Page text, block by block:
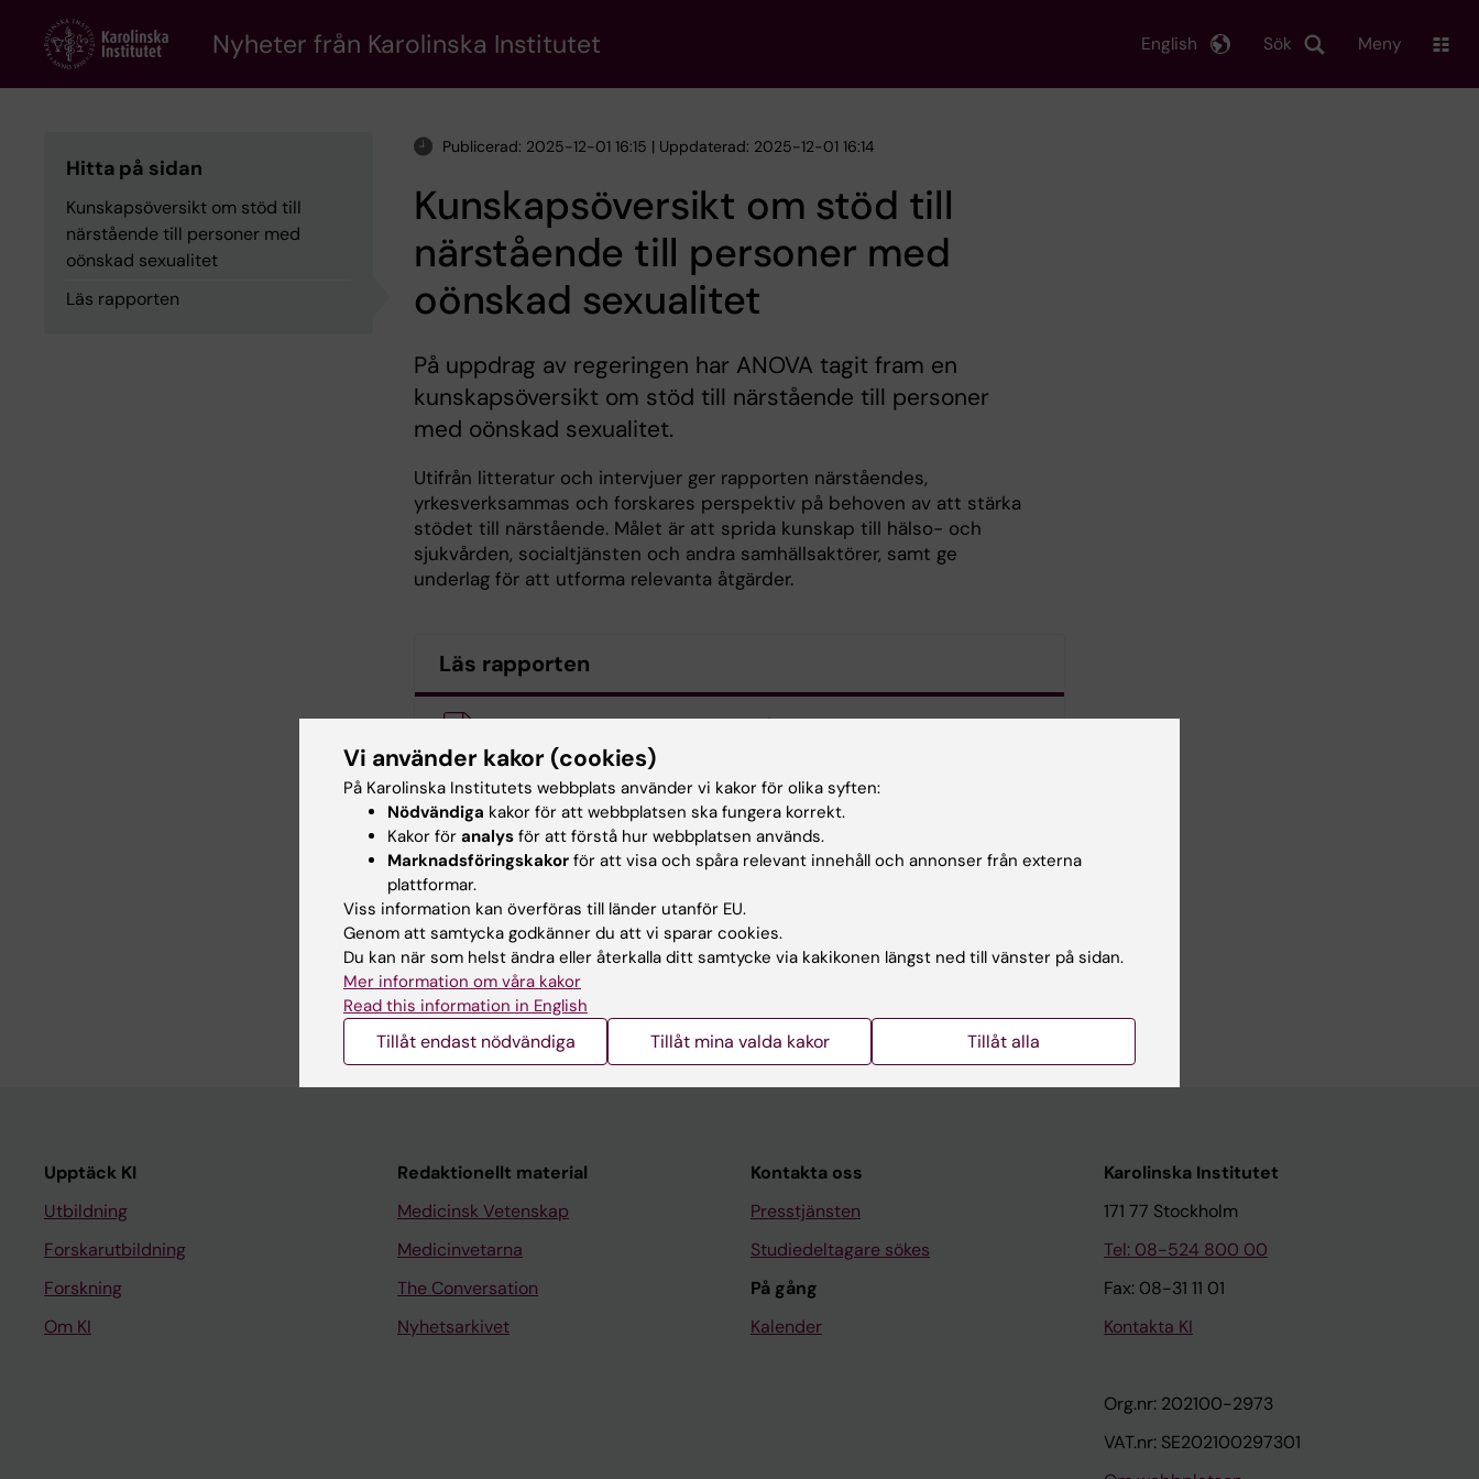
content
Nyheter från Karolinska Institutet Sök
English Meny
Hitta på sidan
Kunskapsöversikt om stöd till
närstående till personer med
oönskad sexualitet
Läs rapporten
Publicerad: 2025-12-01 16:15 | Uppdaterad: 2025-12-01 16:14
Kunskapsöversikt om stöd till
närstående till personer med
oönskad sexualitet
På uppdrag av regeringen har ANOVA tagit fram en
kunskapsöversikt om stöd till närstående till personer
med oönskad sexualitet.
Utifrån litteratur och intervjuer ger rapporten närståendes,
yrkesverksammas och forskares perspektiv på behoven av att stärka
stödet till närstående. Målet är att sprida kunskap till hälso- och
sjukvården, socialtjänsten och andra samhällsaktörer, samt ge
underlag för att utforma relevanta åtgärder.
Läs rapporten
Kunskapsöversikt om stöd till närstående till personer med oönskad
sexualitet(PDF, 968.77 KB)
Uppdaterad av:
Karin Vikström
Innehållsgranskare:
Dela
Upptäck KI
Utbildning
Forskarutbildning
Forskning
Om KI
Redaktionellt material
Medicinsk Vetenskap
Medicinvetarna
The Conversation
Nyhetsarkivet
Kontakta oss
Presstjänsten
Studiedeltagare sökes
På gång
Kalender
Karolinska Institutet
171 77 Stockholm
Tel: 08-524 800 00
Fax: 08-31 11 01
Kontakta KI
Org.nr: 202100-2973
VAT.nr: SE202100297301
Vi använder kakor (cookies)
På Karolinska Institutets webbplats använder vi kakor för olika syften:
Nödvändiga kakor för att webbplatsen ska fungera korrekt.
Kakor för analys för att förstå hur webbplatsen används.
Marknadsföringskakor för att visa och spåra relevant innehåll och annonser från externa
plattformar.
Viss information kan överföras till länder utanför EU.
Genom att samtycka godkänner du att vi sparar cookies.
Du kan när som helst ändra eller återkalla ditt samtycke via kakikonen längst ned till vänster på sidan.
Mer information om våra kakor
Read this information in English
Tillåt endast nödvändiga Tillåt mina valda kakor Tillåt alla